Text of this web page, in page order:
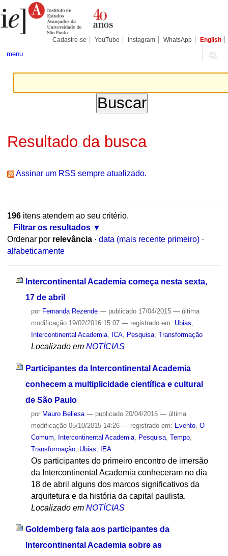
para
conteúdo.
Pessoais
Cadastre-se YouTube Instagram WhatsApp English
menu
Resultado da busca
Assinar um RSS sempre atualizado.
196itens atendem ao seu critério.
Filtrar os resultados
Ordenar por relevância · data (mais recente primeiro) ·
alfabeticamente
Intercontinental Academia começa nesta sexta,
17 de abril
por Fernanda Rezende — publicado17/04/2015 — última
modificação19/02/2016 15:07 — registrado em: Ubias
Intercontinental Academia, ICA, Pesquisa, Transformação
Localizado em NOTÍCIAS
Participantes da Intercontinental Academia
conhecem a multiplicidade científica e cultural
de São Paulo
por Mauro Bellesa — publicado20/04/2015 — última
modificação05/10/2015 14:26 — registrado em: Evento, O
Comum
Intercontinental Academia, Pesquisa, Tempo,
Transformação, Ubias IEA
Os participantes do primeiro encontro de imersão
da Intercontinental Academia conheceram no dia
18 de abril alguns dos marcos significativos da
arquitetura e da história da capital paulista.
Localizado em NOTÍCIAS
Goldemberg fala aos participantes da
Intercontinental Academia sobre as